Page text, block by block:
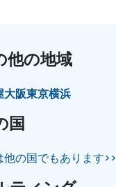
他の地域
大阪東京横浜
国
の国でもあります>>